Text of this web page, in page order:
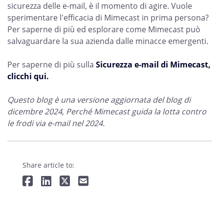
sicurezza delle e-mail, è il momento di agire. Vuole
sperimentare l'efficacia di Mimecast in prima persona?
Per saperne di più ed esplorare come Mimecast può
salvaguardare la sua azienda dalle minacce emergenti.
Per saperne di più sulla Sicurezza e-mail di Mimecast,
clicchi qui.
Questo blog è una versione aggiornata del blog di
dicembre 2024, Perché Mimecast guida la lotta contro
le frodi via e-mail nel 2024.
Share article to: